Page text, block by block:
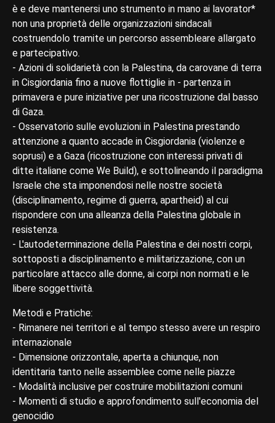
è e deve mantenersi uno strumento in mano ai lavorator*
non una proprietà delle organizzazioni sindacali
costruendolo tramite un percorso assembleare allargato
e partecipativo.
- Azioni di solidarietà con la Palestina, da carovane di terra
in Cisgiordania fino a nuove flottiglie in - partenza in
primavera e pure iniziative per una ricostruzione dal basso
di Gaza.
- Osservatorio sulle evoluzioni in Palestina prestando
attenzione a quanto accade in Cisgiordania (violenze e
soprusi) e a Gaza (ricostruzione con interessi privati di
ditte italiane come We Build), e sottolineando il paradigma
Israele che sta imponendosi nelle nostre società
(disciplinamento, regime di guerra, apartheid) al cui
rispondere con una alleanza della Palestina globale in
resistenza.
- L'autodeterminazione della Palestina e dei nostri corpi,
sottoposti a disciplinamento e militarizzazione, con un
particolare attacco alle donne, ai corpi non normati e le
libere soggettività.
Metodi e Pratiche:
- Rimanere nei territori e al tempo stesso avere un respiro
internazionale
- Dimensione orizzontale, aperta a chiunque, non
identitaria tanto nelle assemblee come nelle piazze
- Modalità inclusive per costruire mobilitazioni comuni
- Momenti di studio e approfondimento sull'economia del
genocidio